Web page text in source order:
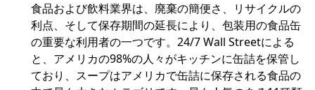
食品および飲料業界は、廃棄の簡便さ、リサイクルの
利点、そして保存期間の延長により、包装用の食品缶
の重要な利用者の一つです。24/7 Wall Streetによる
と、アメリカの98%の人々がキッチンに缶詰を保管し
ており、スープはアメリカで缶詰に保存される食品の